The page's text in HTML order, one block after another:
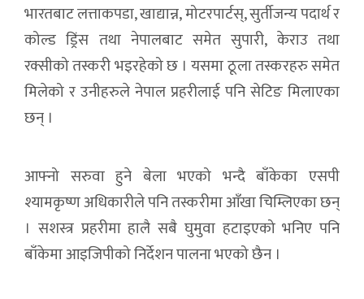
भारतबाट लत्ताकपडा, खाद्यान्न, मोटरपार्टस्, सुर्तीजन्य पदार्थ र
कोल्ड ड्रिंस तथा नेपालबाट समेत सुपारी, केराउ तथा
रक्सीको तस्करी भइरहेको छ । यसमा ठूला तस्करहरु समेत
मिलेको र उनीहरुले नेपाल प्रहरीलाई पनि सेटिङ मिलाएका
छन् ।
आफ्नो सरुवा हुने बेला भएको भन्दै बाँकेका एसपी
श्यामकृष्ण अधिकारीले पनि तस्करीमा आँखा चिम्लिएका छन्
। सशस्त्र प्रहरीमा हालै सबै घुमुवा हटाइएको भनिए पनि
बाँकेमा आइजिपीको निर्देशन पालना भएको छैन ।